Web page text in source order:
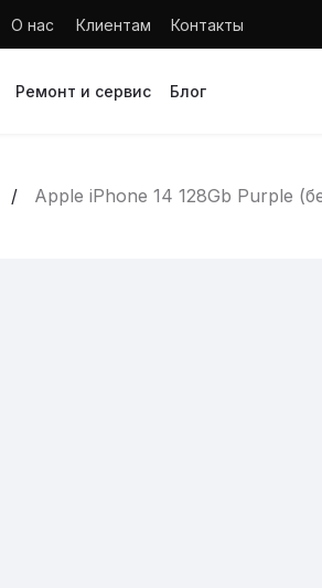
О нас Клиентам Контакты
Ремонт и сервис Блог
Apple iPhone 14 128Gb Purple